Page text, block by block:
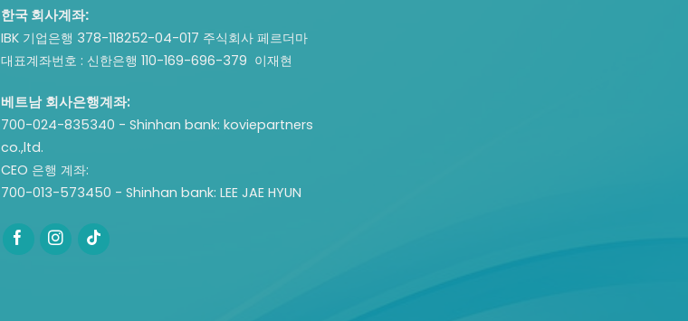
한국 회사계좌:
IBK 기업은행 378-118252-04-017 주식회사 페르더마
대표계좌번호 : 신한은행 110-169-696-379 이재현
베트남 회사은행계좌:
700-024-835340 - Shinhan bank: koviepartners
co.,ltd.
CEO 은행 계좌:
700-013-573450 - Shinhan bank: LEE JAE HYUN